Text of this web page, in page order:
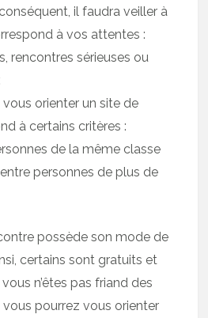
il faudra veiller à
à vos attentes :
rencontres sérieuses ou
orienter un site de
à certains critères :
de la même classe
personnes de plus de
possède son mode de
certains sont gratuits et
n’êtes pas friand des
pourrez vous orienter